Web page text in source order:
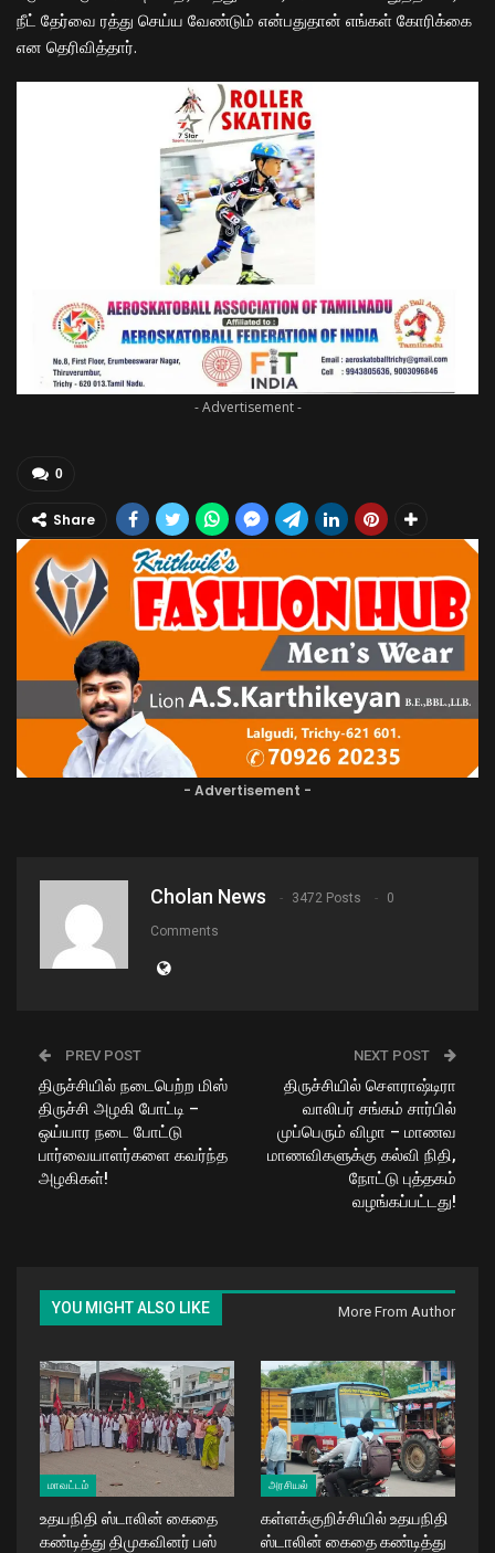
நீட் தேர்வை ரத்து செய்ய வேண்டும் என்பதுதான் எங்கள் கோரிக்கை
என தெரிவித்தார்.
- Advertisement -
0
Share
- Advertisement -
Cholan News 3472 Posts 0
Comments
PREV POST
திருச்சியில் நடைபெற்ற மிஸ்
திருச்சி அழகி போட்டி –
ஒய்யார நடை போட்டு
பார்வையாளர்களை கவர்ந்த
அழகிகள்!
NEXT POST
திருச்சியில் சௌராஷ்டிரா
வாலிபர் சங்கம் சார்பில்
முப்பெரும் விழா – மாணவ
மாணவிகளுக்கு கல்வி நிதி,
நோட்டு புத்தகம்
வழங்கப்பட்டது!
YOU MIGHT ALSO LIKE More From Author
மாவட்டம்
உதயநிதி ஸ்டாலின் கைதை
கண்டித்து திமுகவினர் பஸ்
அரசியல்
கள்ளக்குறிச்சியில் உதயநிதி
ஸ்டாலின் கைதை கண்டித்து